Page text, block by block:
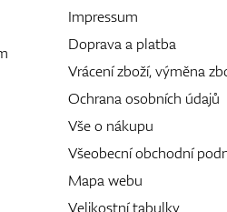
Impressum
Doprava a platba
Vrácení zboží, výměna
Ochrana osobních údajů
Vše o nákupu
Všeobecní obchodní
Mapa webu
Velikostní tabulky